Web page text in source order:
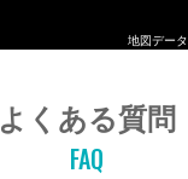
地図データ
よくある質問
FAQ